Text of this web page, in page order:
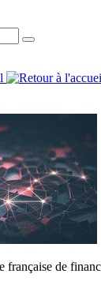
française de